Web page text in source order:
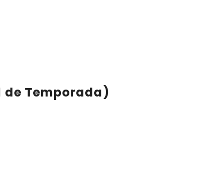
de Temporada)